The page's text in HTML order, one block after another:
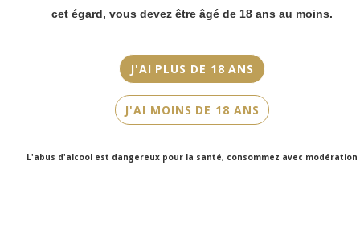
cet égard, vous devez être âgé de 18 ans au moins.
J'AI PLUS DE 18 ANS
J'AI MOINS DE 18 ANS
L'abus d'alcool est dangereux pour la santé, consommez avec modération
75cl
Les envois
partir du 31 août.
Les commandes
en click-and-
collect (cave
Faubourg Saint-
Victor Hugo)